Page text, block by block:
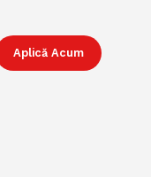
Aplică Acum